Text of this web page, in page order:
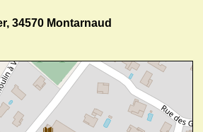
34570 Montarnaud